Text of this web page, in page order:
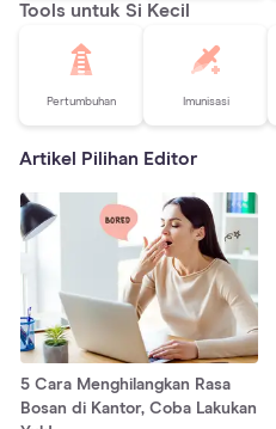
Tools untuk Si Kecil
Pertumbuhan Imunisasi
Artikel Pilihan Editor
5 Cara Menghilangkan Rasa
Bosan di Kantor, Coba Lakukan